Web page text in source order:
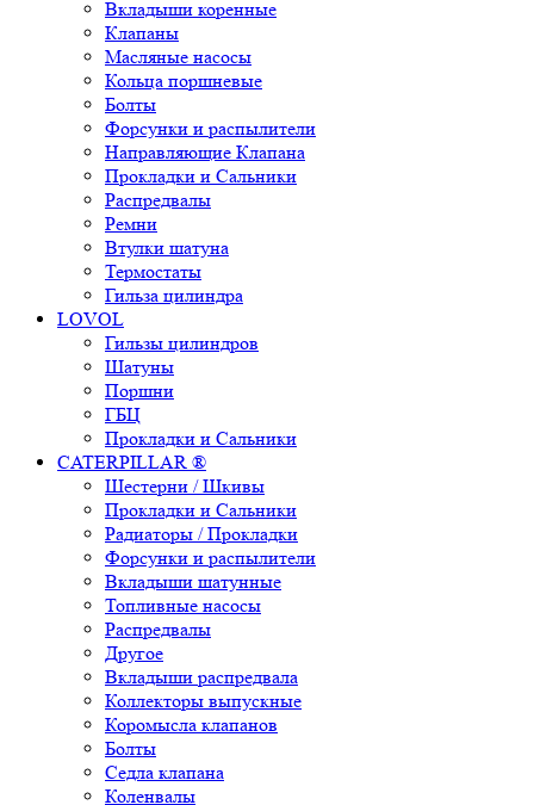
Вкладыши коренные
Клапаны
Масляные насосы
Кольца поршневые
Болты
Форсунки и распылители
Направляющие Клапана
Прокладки и Сальники
Распредвалы
Ремни
Втулки шатуна
Термостаты
Гильза цилиндра
LOVOL
Гильзы цилиндров
Шатуны
Поршни
ГБЦ
Прокладки и Сальники
CATERPILLAR ®
Шестерни / Шкивы
Прокладки и Сальники
Радиаторы / Прокладки
Форсунки и распылители
Вкладыши шатунные
Топливные насосы
Распредвалы
Другое
Вкладыши распредвала
Коллекторы выпускные
Коромысла клапанов
Болты
Седла клапана
Коленвалы